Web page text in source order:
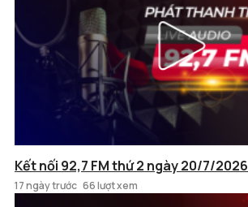
Kết nối 92,7 FM thứ 2 ngày 20/7/2026
17 ngày trước 66 lượt xem